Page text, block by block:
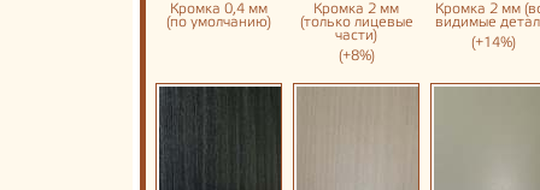
Кромка 0,4 мм
(по умолчанию)
Кромка 2 мм
(только лицевые
части)
(+8%)
Кромка 2 мм
видимые
(+14%)